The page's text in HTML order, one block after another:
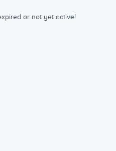
or not yet active!